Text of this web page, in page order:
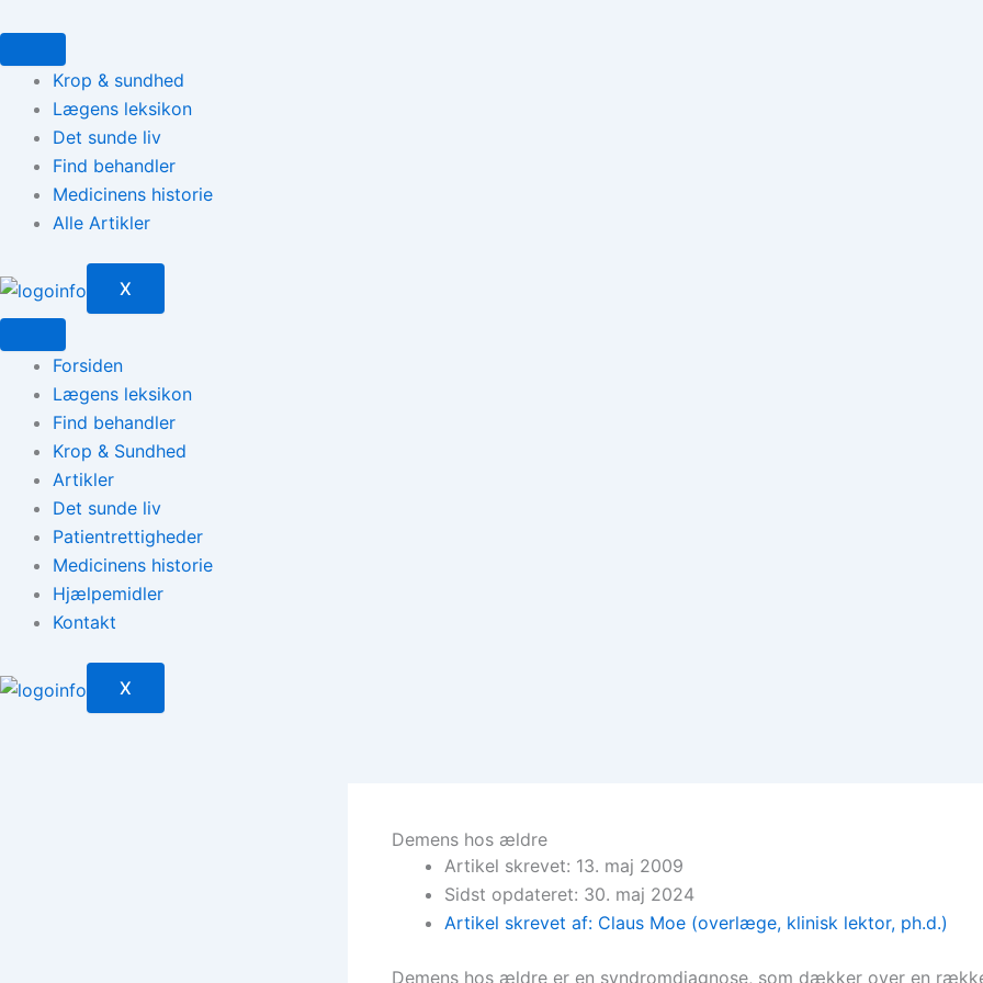
til
indholdetKrop & sundhed
Lægens leksikon
Det sunde liv
Find behandler
Medicinens historie
Alle Artikler
X
Forsiden
Lægens leksikon
Find behandler
Krop & Sundhed
Artikler
Det sunde liv
Patientrettigheder
Medicinens historie
Hjælpemidler
Kontakt
X
Demens hos ældre
Artikel skrevet: 13. maj 2009
Sidst opdateret: 30. maj 2024
Artikel skrevet af: Claus Moe (overlæge, klinisk lektor, ph.d.)
Demens hos ældre er en syndromdiagnose, som dækker over en